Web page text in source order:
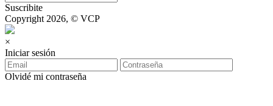
Suscribite
Copyright 2026, © VCP
×
Iniciar sesión
Olvidé mi contraseña